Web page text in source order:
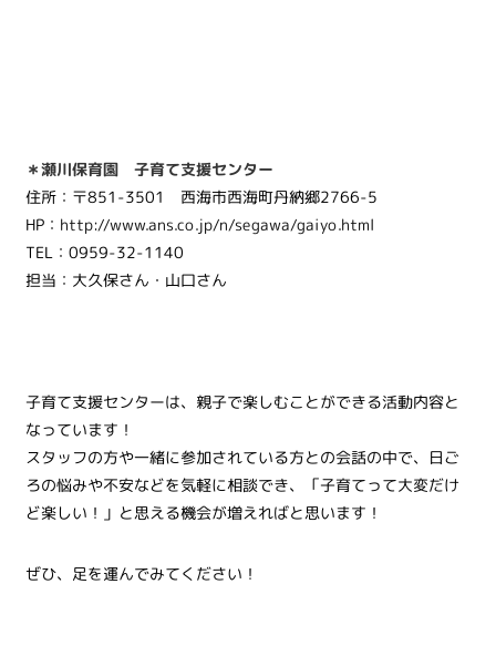
＊瀬川保育園 子育て支援センター
住所：〒851-3501 西海市西海町丹納郷2766-5
HP： http://www.ans.co.jp/n/segawa/gaiyo.html
TEL：0959-32-1140
担当：大久保さん・山口さん
子育て支援センターは、親子で楽しむことができる活動内容と
なっています！
スタッフの方や一緒に参加されている方との会話の中で、日ご
ろの悩みや不安などを気軽に相談でき、「子育てって大変だけ
ど楽しい！」と思える機会が増えればと思います！
ぜひ、足を運んでみてください！